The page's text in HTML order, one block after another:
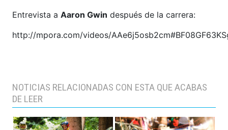
Entrevista a Aaron Gwin después de la carrera:
http://mpora.com/videos/
NOTICIAS RELACIONADAS CON ESTA QUE ACABAS
DE LEER